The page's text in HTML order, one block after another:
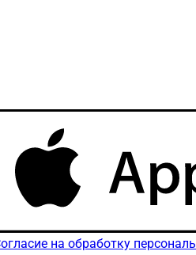
на обработку